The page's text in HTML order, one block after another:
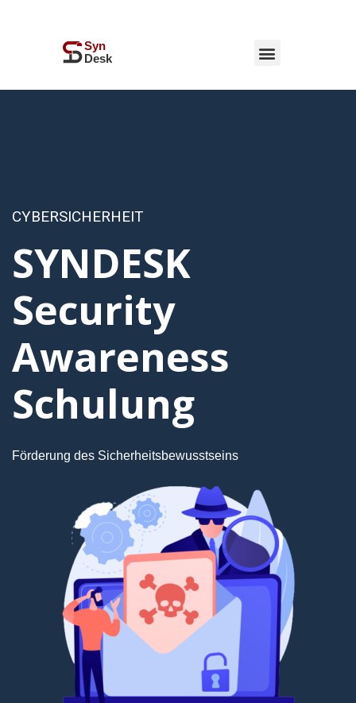
CYBERSICHERHEIT
SYNDESK
Security
Awareness
Schulung
Förderung des Sicherheitsbewusstseins